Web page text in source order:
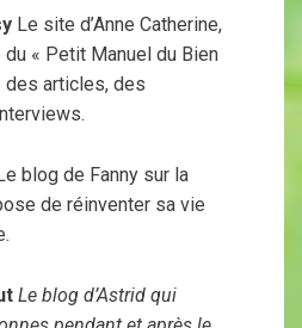
Le site d’Anne Catherine,
« Petit Manuel du Bien
des articles, des
Le blog de Fanny sur la
de réinventer sa vie
Le blog d’Astrid qui